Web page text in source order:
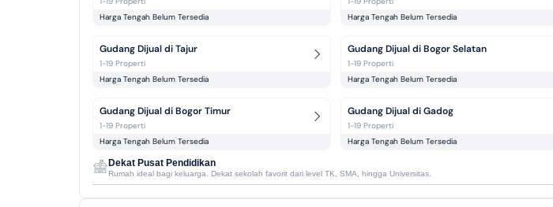
Harga Tengah Belum Tersedia
Harga Tengah Belum Tersedia
Gudang Dijual di Tajur
1-19 Properti
Harga Tengah Belum Tersedia
Gudang Dijual di Bogor Selatan
1-19 Properti
Harga Tengah Belum Tersedia
Gudang Dijual di Bogor Timur
1-19 Properti
Harga Tengah Belum Tersedia
Gudang Dijual di Gadog
1-19 Properti
Harga Tengah Belum Tersedia
Dekat Pusat Pendidikan
Rumah ideal bagi keluarga. Dekat sekolah favorit dari level TK, SMA, hingga Universitas.